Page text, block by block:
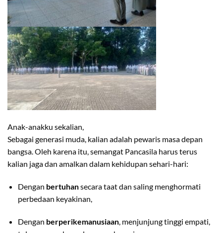
Anak-anakku sekalian,
Sebagai generasi muda, kalian adalah pewaris masa depan
bangsa. Oleh karena itu, semangat Pancasila harus terus
kalian jaga dan amalkan dalam kehidupan sehari-hari:
Dengan bertuhansecara taat dan saling menghormati
perbedaan keyakinan,
Dengan berperikemanusiaan, menjunjung tinggi empati,